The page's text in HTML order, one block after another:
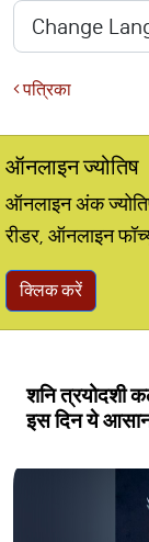
पत्रिका
ऑनलाइन ज्योतिष
ऑनलाइन अंक
रीडर, ऑनलाइन
क्लिक करें
शनि त्रयोदशी
इस दिन ये